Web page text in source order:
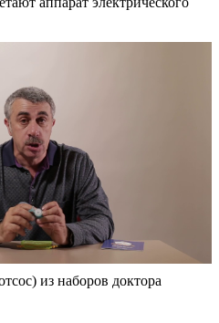
из наборов доктора